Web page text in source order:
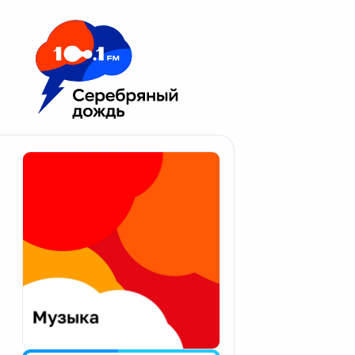
Москва 100.1 FM
Апатиты
Екатеринбург
Калининград
Калуга